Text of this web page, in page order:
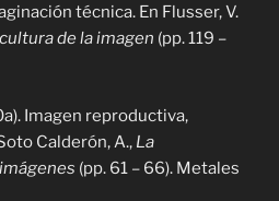
técnica. En Flusser, V.
de la imagen (pp. 119 –
Imagen reproductiva,
Calderón, A., La
(pp. 61 – 66). Metales